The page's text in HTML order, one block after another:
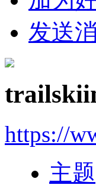
发送
https://
主题